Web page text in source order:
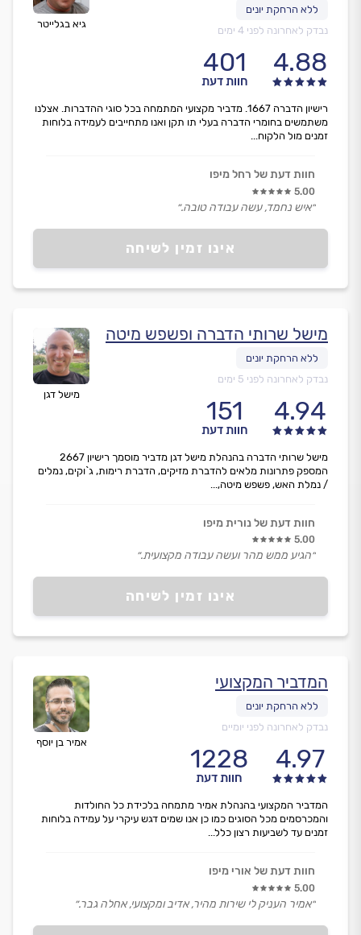
גיא בגלייטר
נבדק לאחרונה לפני 4 ימים
4.88
401
חוות דעת
אינו זמין לשיחה
רישיון הדברה 1667. מדביר מקצועי המתמחה בכל סוגי ההדברות. אצלנו
משתמשים בחומרי הדברה בעלי תו תקן ואנו מתחייבים לעמידה בלוחות
זמנים מול הלקוח...
חוות דעת של רחל מיפו
5.00
״איש נחמד, עשה עבודה טובה.״
מישל דגן
מישל שרותי הדברה ופשפש מיטה
נבדק לאחרונה לפני 5 ימים
4.94
151
חוות דעת
אינו זמין לשיחה
מישל שרותי הדברה בהנהלת מישל דגן מדביר מוסמך רישיון 2667
המספק פתרונות מלאים להדברת מזיקים, הדברת רימות, ג`וקים, נמלים
/ נמלת האש, פשפש מיטה,...
חוות דעת של נורית מיפו
5.00
״הגיע ממש מהר ועשה עבודה מקצועית.״
אמיר בן יוסף
המדביר המקצועי
נבדק לאחרונה לפני יומיים
4.97
1228
חוות דעת
המדביר המקצועי בהנהלת אמיר מתמחה בלכידת כל החולדות
והמכרסמים מכל הסוגים כמו כן אנו שמים דגש עיקרי על עמידה בלוחות
זמנים עד לשביעות רצון כלל...
חוות דעת של אורי מיפו
5.00
״אמיר העניק לי שירות מהיר, אדיב ומקצועי, אחלה גבר.״